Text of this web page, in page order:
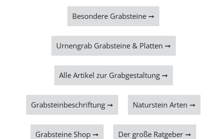
Besondere Grabsteine ➞
Urnengrab Grabsteine & Platten ➞
Alle Artikel zur Grabgestaltung ➞
Grabsteinbeschriftung ➞ Naturstein Arten ➞
Grabsteine Shop ➞ Der große Ratgeber ➞